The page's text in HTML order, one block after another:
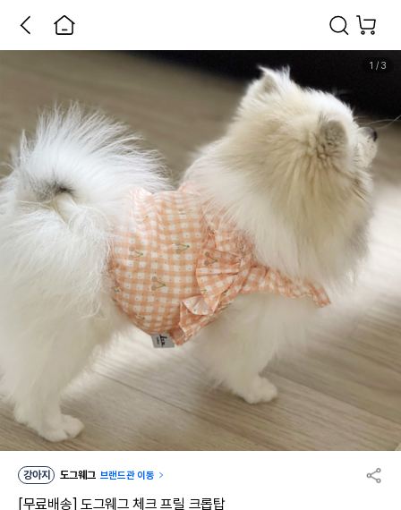
1 / 3
강아지 도그웨그 브랜드관 이동
[무료배송] 도그웨그 체크 프릴 크롭탑